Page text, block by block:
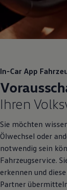
In-Car App
Ihren
Sie möchten
Ölwechsel oder
notwendig sein
Fahrzeugservice.
erkennen und
Partner